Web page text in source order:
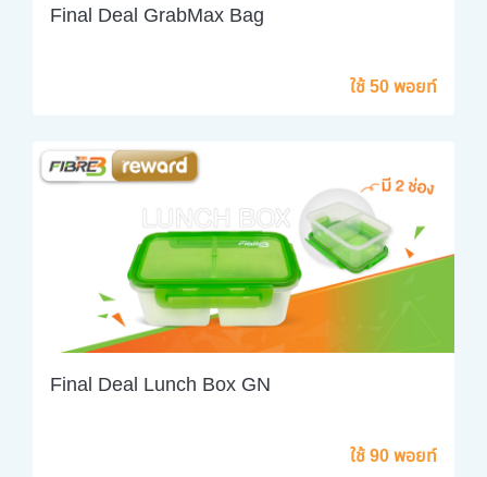
Final Deal GrabMax Bag
ใช้ 50 พอยท์
Final Deal Lunch Box GN
ใช้ 90 พอยท์